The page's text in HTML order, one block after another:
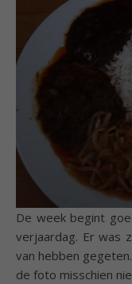
De week begint
verjaardag. Er was
van hebben
de foto misschien